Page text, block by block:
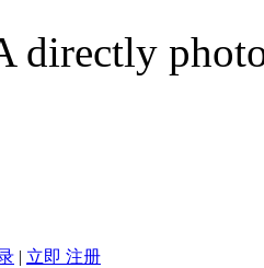
directly
| 立即 注册